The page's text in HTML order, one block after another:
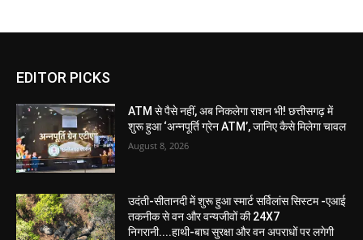
EDITOR PICKS
ATM से पैसे नहीं, अब निकलेगा राशन भी! छत्तीसगढ़ में
शुरू हुआ ‘अन्नपूर्ति ग्रेन ATM’, जानिए कैसे मिलेगा चावल
August 8, 2026
उदंती-सीतानदी में शुरू हुआ स्मार्ट सर्विलांस सिस्टम -एआई
तकनीक से वन और वन्यजीवों की 24X7
निगरानी....हाथी-बाघ सुरक्षा और वन अपराधों पर लगेगी